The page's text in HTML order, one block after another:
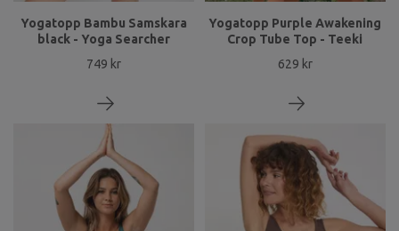
Yogatopp Bambu Samskara
black - Yoga Searcher
749 kr
Yogatopp Purple Awakening
Crop Tube Top - Teeki
629 kr